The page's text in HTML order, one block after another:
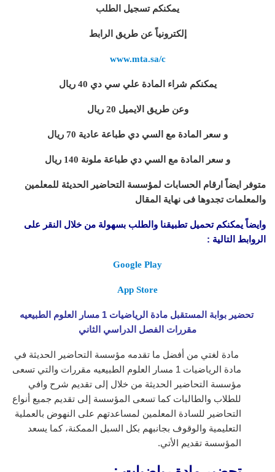
يمكنكم تسجيل الطلب
إلكترونياً عن طريق الرابط
www.mta.sa/c
يمكنكم شراء المادة علي سي دي 40 ريال
وعن طريق الايميل 20 ريال
و سعر المادة مع السي دي طباعة عادية 70 ريال
و سعر المادة مع السي دي طباعة ملونة 140 ريال
متوفر ايضاً ارقام الحسابات لمؤسسة التحاضير الحديثة للمعلمين
والمعلمات تجدوها فى نهاية المقال
وايضاً يمكنكم تحميل تطبيقنا والطلب بسهولة من خلال النقر على
الروابط التالية :
Google Play
App Store
تحضير بوابة المستقبل مادة الرياضيات 1 مسار العلوم الطبيعيه
مقررات الفصل الدراسي الثاني
مادة لغتي من أفضل ما تقدمه مؤسسة التحاضير الحديثة في
مادة الرياضيات 1 مسار العلوم الطبيعيه مقررات
والتي تسعى
مؤسسة التحاضير الحديثة من خلال إلى تقديم شرح وافي
للطلاب والطالبات كما تسعى المؤسسة إلى تقديم جميع أنواع
التحاضير للسادة المعلمين لمساعدتهم على النهوض بالعملية
التعليمية والوقوف بجانبهم بكل السبل الممكنة، كما يسعد
المؤسسة تقديم الأتي.